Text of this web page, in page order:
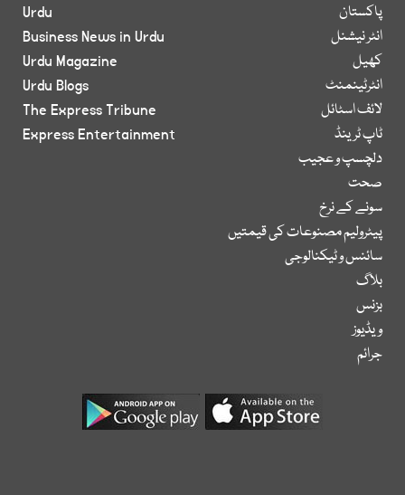
پاکستان
انٹر نیشنل
کھیل
انٹرٹینمنٹ
لائف اسٹائل
ٹاپ ٹرینڈ
دلچسپ و عجیب
صحت
سونے کے نرخ
پیٹرولیم مصنوعات کی قیمتیں
سائنس و ٹیکنالوجی
بلاگ
بزنس
ویڈیوز
جرائم
Urdu
Business News in Urdu
Urdu Magazine
Urdu Blogs
The Express Tribune
Express Entertainment